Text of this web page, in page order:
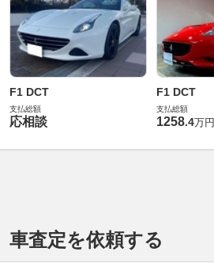
F1 DCT
支払総額
応相談
F1 DCT
支払総額
1258.4万円
車査定を依頼する